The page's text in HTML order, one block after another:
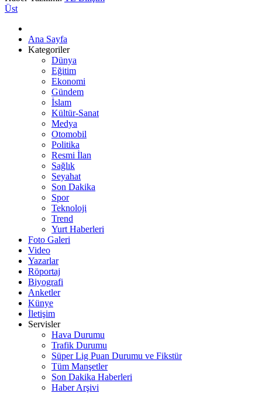
Üst
Ana Sayfa
Kategoriler
Dünya
Eğitim
Ekonomi
Gündem
İslam
Kültür-Sanat
Medya
Otomobil
Politika
Resmi İlan
Sağlık
Seyahat
Son Dakika
Spor
Teknoloji
Trend
Yurt Haberleri
Foto Galeri
Video
Yazarlar
Röportaj
Biyografi
Anketler
Künye
İletişim
Servisler
Hava Durumu
Trafik Durumu
Süper Lig Puan Durumu ve Fikstür
Tüm Manşetler
Son Dakika Haberleri
Haber Arşivi